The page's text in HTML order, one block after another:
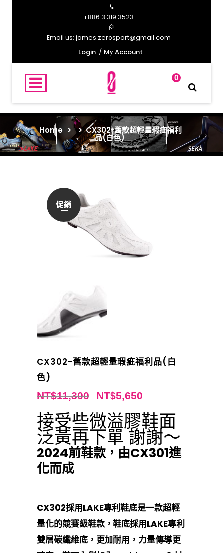
+886 3 319 3523
Email us: james.zerosport@gmail.com
Login
My Account
0
Home > >CX302-舊款超輕量瑕疵福利
品(白色)
促銷
CX302-舊款超輕量瑕疵福利品(白
色)
NT$11,300 NT$5,650
接受些微溢膠鞋面
泛黃再下單 謝謝～
2024前鞋款，由CX301進
化而成
CX302採用LAKE專利鞋底是一款超輕
量化的競賽級鞋款，鞋底採用LAKE專利
雙層碳纖維底，更加耐用，力量傳導更